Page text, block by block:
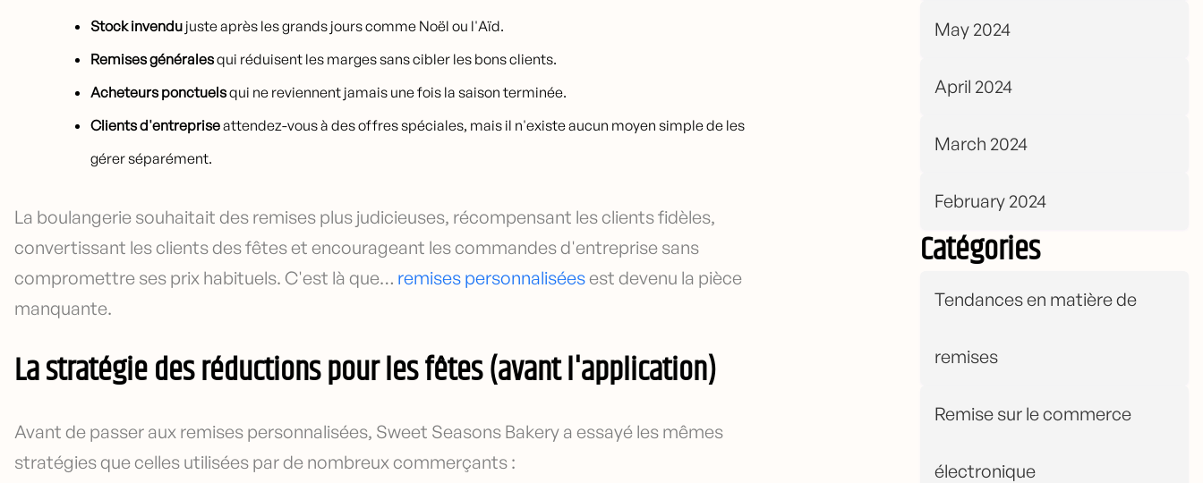
May 2024
April 2024
March 2024
February 2024
Catégories
Tendances en matière de
remises
Remise sur le commerce
électronique
Stock invendu juste après les grands jours comme Noël ou l'Aïd.
Remises généralesqui réduisent les marges sans cibler les bons clients.
Acheteurs ponctuelsqui ne reviennent jamais une fois la saison terminée.
Clients d'entrepriseattendez-vous à des offres spéciales, mais il n'existe aucun moyen simple de les
gérer séparément.
La boulangerie souhaitait des remises plus judicieuses, récompensant les clients fidèles,
convertissant les clients des fêtes et encourageant les commandes d'entreprise sans
compromettre ses prix habituels. C'est là que… remises personnaliséesest devenu la pièce
manquante.
La stratégie des réductions pour les fêtes (avant l'application)
Avant de passer aux remises personnalisées, Sweet Seasons Bakery a essayé les mêmes
stratégies que celles utilisées par de nombreux commerçants :